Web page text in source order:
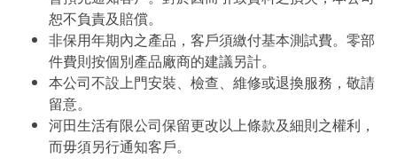
恕不負責及賠償。
非保用年期內之產品，客戶須繳付基本測試費。零部
件費則按個別產品廠商的建議另計。
本公司不設上門安裝、檢查、維修或退換服務，敬請
留意。
河田生活有限公司保留更改以上條款及細則之權利，
而毋須另行通知客戶。